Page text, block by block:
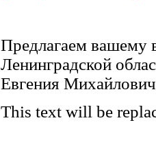
Предлагаем вашему
Ленинградской
Евгения
This text will be